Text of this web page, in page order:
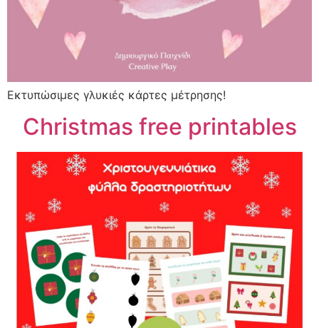
Εκτυπώσιμες γλυκιές κάρτες μέτρησης!
Christmas free printables